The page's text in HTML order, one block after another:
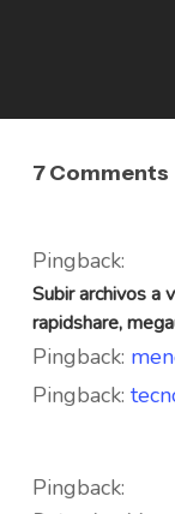
7 Comments
Pingback:
Subir archivos a
rapidshare,
Pingback:
Pingback:
Pingback: